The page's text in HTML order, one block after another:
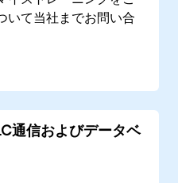
いて当社までお問い合
通信およびデータベ